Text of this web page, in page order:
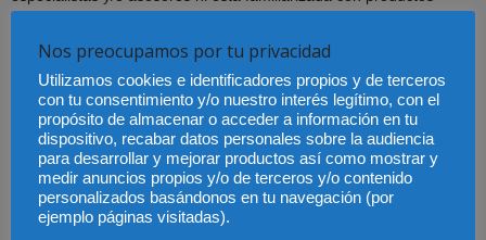
riesgoque ha hecho un grave daño a la empresa”, lamenta
Navas.
Así que la sentencia concluye que “no se facilitó información
para un consentimiento cabal e informado”, confirma la nulidad
de los swaps colocados, obliga al banco a devolver las cantidades
cobradas y le condena al pago de las costas de alzada. “Un
reproche judicial contundente ante una
Nos preocupamos por tu privacidad
Utilizamos cookies e identificadores propios y de terceros
con tu consentimiento y/o nuestro interés legítimo, con el
propósito de almacenar o acceder a información en tu
dispositivo, recabar datos personales sobre la audiencia
para desarrollar y mejorar productos así como mostrar y
medir anuncios propios y/o de terceros y/o contenido
personalizados basándonos en tu navegación (por
ejemplo páginas visitadas).